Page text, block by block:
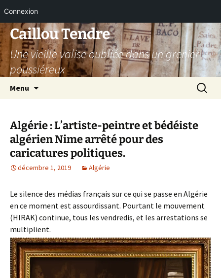
Connexion
Aller
au
contenu
Caillou Tendre
Une vieille valise oubliée dans un grenier
poussiéreux
Menu
Algérie : L’artiste-peintre et bédéiste
algérien Nime arrêté pour des
caricatures politiques.
décembre 1, 2019 Algérie
Le silence des médias français sur ce qui se passe en Algérie
en ce moment est assourdissant. Pourtant le mouvement
(HIRAK) continue, tous les vendredis, et les arrestations se
multiplient.